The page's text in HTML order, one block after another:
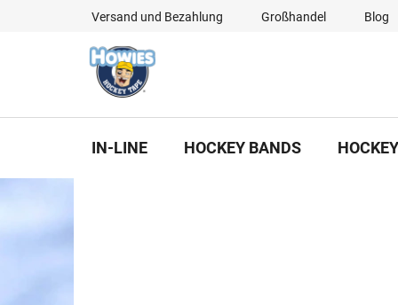
Versand und Bezahlung Großhandel Blog
IN-LINE HOCKEY BANDS